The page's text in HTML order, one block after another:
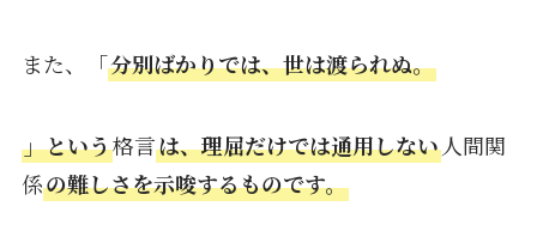
また、「分別ばかりでは、世は渡られぬ。
」という格言は、理屈だけでは通用しない人間関
係の難しさを示唆するものです。